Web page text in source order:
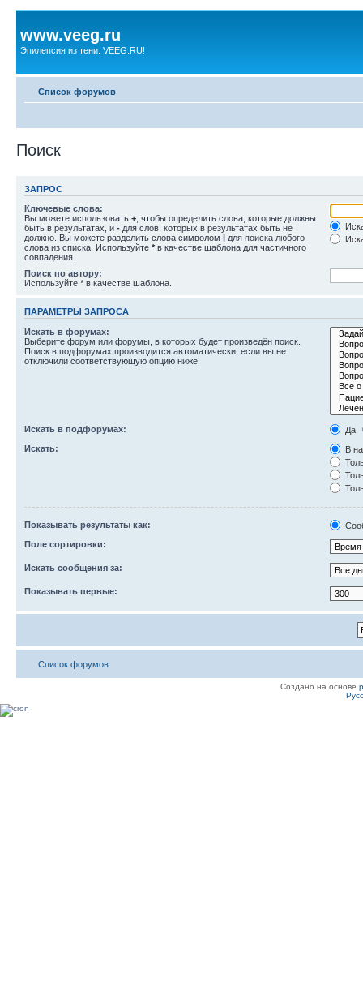
www.veeg.ru
Эпилепсия из тени. VEEG.RU!
Список форумов
Поиск
ЗАПРОС
Ключевые слова:
Вы можете использовать + , чтобы определить слова, которые должны
быть в результатах, и - для слов, которых в результатах быть не
должно. Вы можете разделить слова символом | для поиска любого
слова из списка. Используйте * в качестве шаблона для частичного
совпадения.
Поиск по автору:
Используйте * в качестве шаблона.
ПАРАМЕТРЫ ЗАПРОСА
Искать в форумах:
Выберите форум или форумы, в которых будет произведён поиск.
Поиск в подфорумах производится автоматически, если вы не
отключили соответствующую опцию ниже.
Искать в подфорумах:
Да
Искать:
В
Показывать результаты как:
Поле сортировки:
Искать сообщения за:
Показывать первые:
Список форумов
Создано на основе